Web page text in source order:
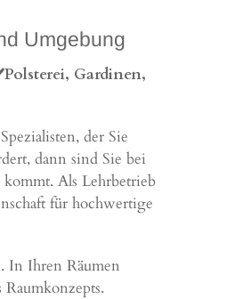
Umgebung
Gardinen,
der Sie
dann sind Sie bei
Als Lehrbetrieb
für hochwertige
In Ihren Räumen